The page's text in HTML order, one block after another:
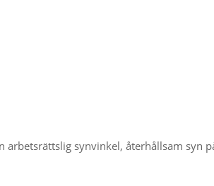
synvinkel, återhållsam syn